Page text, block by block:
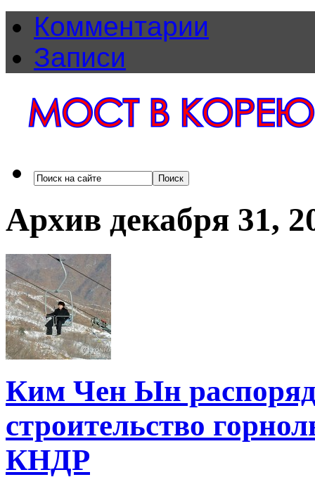
Комментарии
Записи
Архив декабря 31,
Ким Чен Ын
строительство
КНДР